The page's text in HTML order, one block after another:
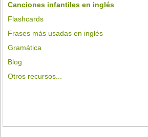
Canciones infantiles en inglés
Flashcards
Frases más usadas en inglés
Gramática
Blog
Otros recursos...